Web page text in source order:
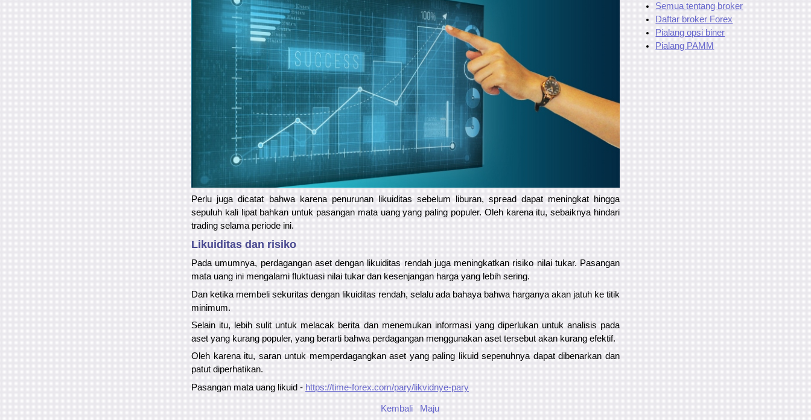
Perlu juga dicatat bahwa karena penurunan likuiditas sebelum liburan, spread dapat meningkat hingga
sepuluh kali lipat bahkan untuk pasangan mata uang yang paling populer. Oleh karena itu, sebaiknya hindari
trading selama periode ini.
Likuiditas dan risiko
Pada umumnya, perdagangan aset dengan likuiditas rendah juga meningkatkan risiko nilai tukar. Pasangan
mata uang ini mengalami fluktuasi nilai tukar dan kesenjangan harga yang lebih sering.
Dan ketika membeli sekuritas dengan likuiditas rendah, selalu ada bahaya bahwa harganya akan jatuh ke titik
minimum.
Selain itu, lebih sulit untuk melacak berita dan menemukan informasi yang diperlukan untuk analisis pada
aset yang kurang populer, yang berarti bahwa perdagangan menggunakan aset tersebut akan kurang efektif.
Oleh karena itu, saran untuk memperdagangkan aset yang paling likuid sepenuhnya dapat dibenarkan dan
patut diperhatikan.
Pasangan mata uang likuid - https://time-forex.com/pary/likvidnye-pary
Kembali Maju
Semua tentang broker
Daftar broker Forex
Pialang opsi biner
Pialang PAMM